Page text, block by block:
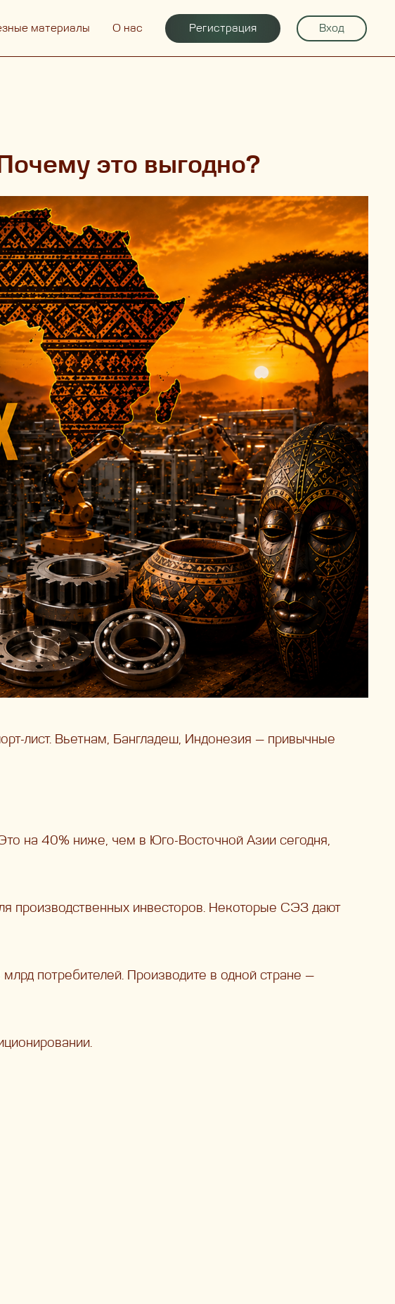
материалы О нас Регистрация Вход
это выгодно?
лист. Вьетнам, Бангладеш, Индонезия — привычные
на 40% ниже, чем в Юго-Восточной Азии сегодня,
производственных инвесторов. Некоторые СЭЗ дают
потребителей. Производите в одной стране —